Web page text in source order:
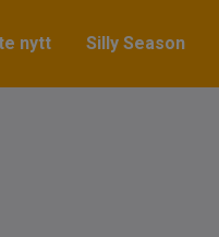
nytt Silly Season